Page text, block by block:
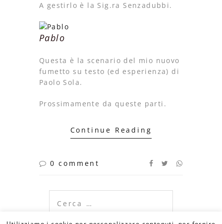
A gestirlo è la Sig.ra Senzadubbi.
Pablo
Questa è la scenario del mio nuovo
fumetto su testo (ed esperienza) di
Paolo Sola.
Prossimamente da queste parti.
Continue Reading
0 comment